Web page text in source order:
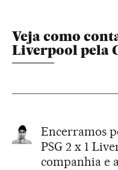
Veja como
Liverpool pela
Encerramos
PSG 2 x 1
companhia e